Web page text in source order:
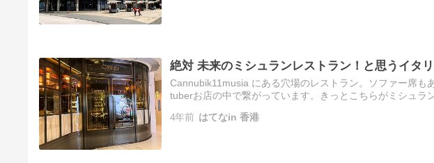
絶対 未来のミシュランレストラン！と思うイタ
Cannubik11musia にある穴場のレストラン。ソファー席も
tuberお店の中で繋がっています。きっとこちらがミシュラ
4年前 はてなin 香港